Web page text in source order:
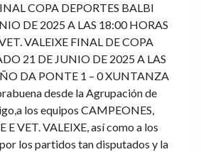
COPA DEPORTES BALBI
DE 2025 A LAS 18:00 HORAS
VALEIXE FINAL DE COPA
21 DE JUNIO DE 2025 A LAS
DA PONTE 1 – 0 XUNTANZA
desde la Agrupación de
los equipos CAMPEONES,
VET. VALEIXE, así como a los
los partidos tan disputados y la